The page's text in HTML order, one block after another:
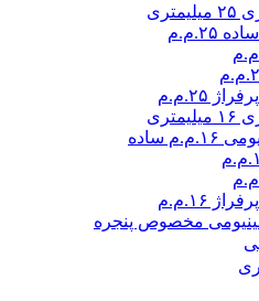
۲۵.م.م
ساده
۱۶.م.م
مخصوص پنجره